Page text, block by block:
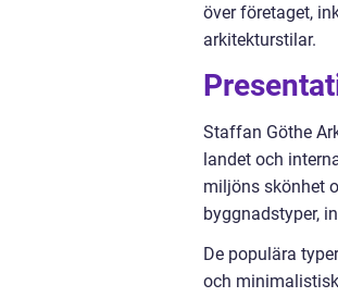
över företaget,
arkitekturstilar.
Staffan Göthe
landet och
miljöns skönhet
byggnadstyper,
De populära
och